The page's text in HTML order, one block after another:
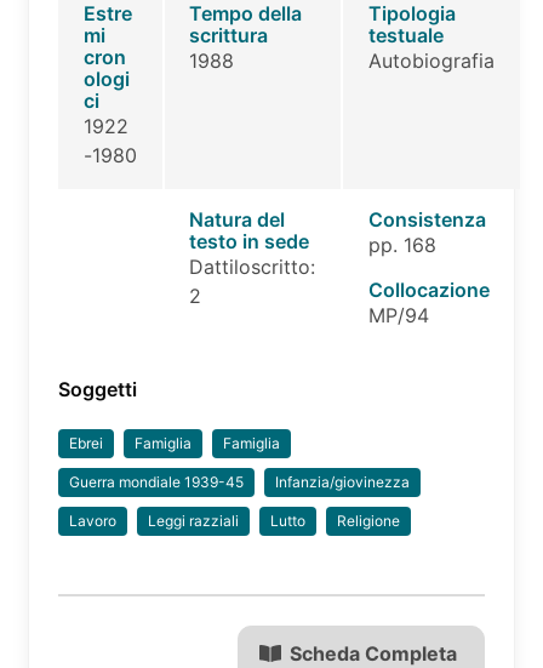
Estre
mi
cron
ologi
ci
1922
-1980
Tempo della
scrittura
1988
Tipologia
testuale
Autobiografia
Natura del
testo in sede
Dattiloscritto:
2
Consistenza
pp. 168
Collocazione
MP/94
Soggetti
Ebrei Famiglia Famiglia
Guerra mondiale 1939-45 Infanzia/giovinezza
Lavoro Leggi razziali Lutto Religione
Scheda Completa